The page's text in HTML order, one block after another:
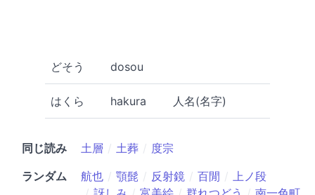
どそう dosou
はくら hakura 人名(名字)
同じ読み 土層 土葬
度宗
ランダム
航也 顎髭 反射鏡 百閒
上ノ段